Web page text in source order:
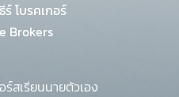
ธีร์ โบรคเกอร์
Brokers
สเรียนนายตัวเอง